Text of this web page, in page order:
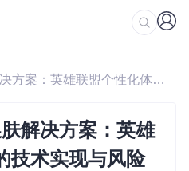
/ R3nzSkin安全换肤解决方案：英雄联盟个性化体验的技术实现与风险控制
解决方案：英雄
技术实现与风险